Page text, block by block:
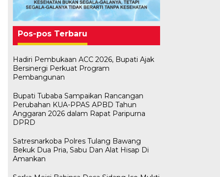
Pos-pos Terbaru
Hadiri Pembukaan ACC 2026, Bupati Ajak
Bersinergi Perkuat Program
Pembangunan
Bupati Tubaba Sampaikan Rancangan
Perubahan KUA-PPAS APBD Tahun
Anggaran 2026 dalam Rapat Paripurna
DPRD
Satresnarkoba Polres Tulang Bawang
Bekuk Dua Pria, Sabu Dan Alat Hisap Di
Amankan